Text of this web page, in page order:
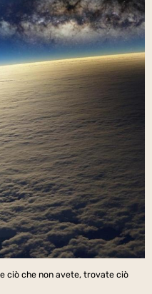
ciò che non avete, trovate ciò